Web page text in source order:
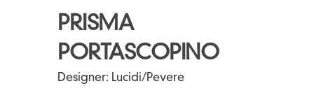
PRISMA
PORTASCOPINO
Designer: Lucidi/Pevere